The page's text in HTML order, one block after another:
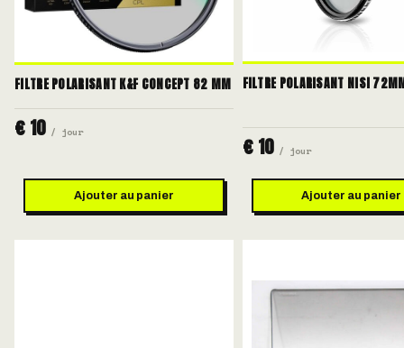
FILTRE POLARISANT K&F CONCEPT 82 MM
€ 10 / jour
Ajouter au panier
FILTRE POLARISANT NISI
€ 10 / jour
Ajouter au panier